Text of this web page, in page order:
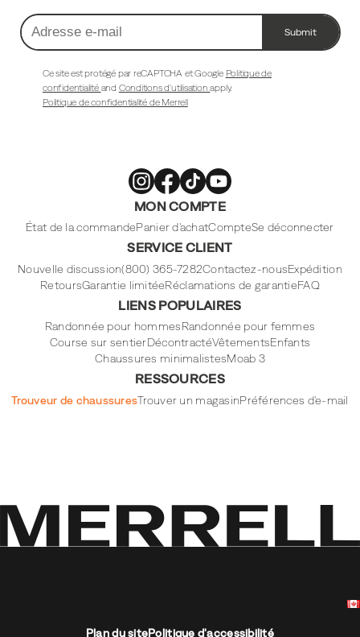
Adresse
e-
mail
Submit
Ce site est protégé par reCAPTCHA et Google Politique de
confidentialité and Conditions d'utilisationapply.
Politique de confidentialité de Merrell
Merrell
Footwear
Merrell
Footwear
sur
Merrell
Footwear
sur
Merrell
Footwear
sur
MON COMPTE
État de la commandePanier d'achatCompteSe déconnecter
SERVICE CLIENT
Nouvelle discussion(800) 365-7282Contactez-nousExpédition
RetoursGarantie limitéeRéclamations de garantieFAQ
LIENS POPULAIRES
Randonnée pour hommesRandonnée pour femmes
Course sur sentierDécontractéVêtementsEnfants
Chaussures minimalistesMoab 3
RESSOURCES
Trouveur de chaussuresTrouver un magasinPréférences d'e-mail
Plan du sitePolitique d'accessibilité